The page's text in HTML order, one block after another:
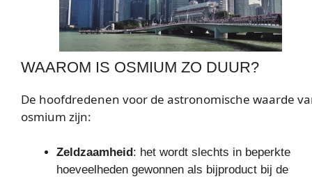
WAAROM IS OSMIUM ZO DUUR?
De hoofdredenen voor de astronomische waarde
osmium zijn:
Zeldzaamheid: het wordt slechts in beperkte
hoeveelheden gewonnen als bijproduct bij de